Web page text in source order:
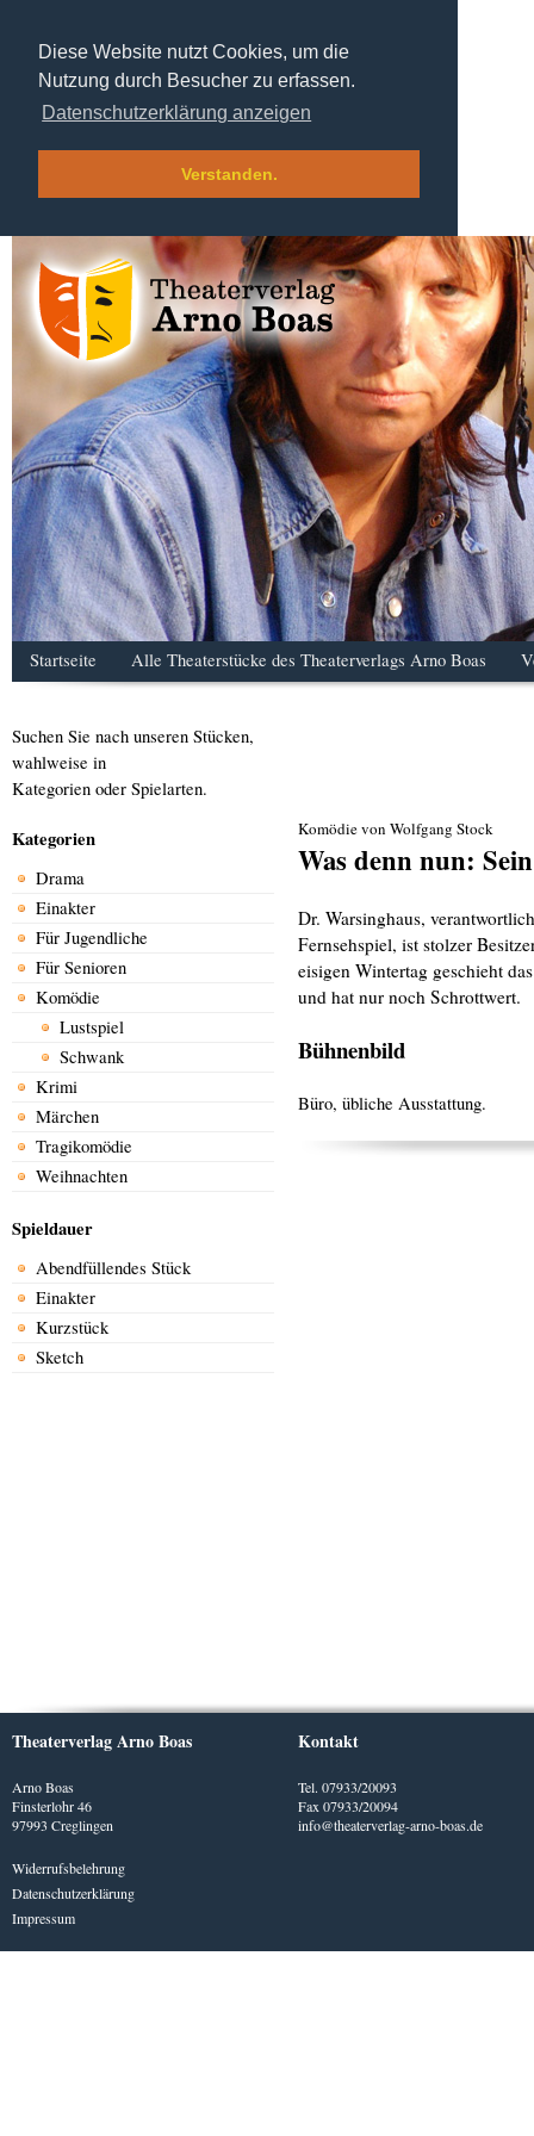
Diese Website nutzt Cookies, um die
Nutzung durch Besucher zu erfassen.
Datenschutzerklärung anzeigen
Verstanden.
Startseite Alle Theaterstücke des Theaterverlags Arno Boas
Suchen Sie nach unseren Stücken,
wahlweise in
Kategorien oder Spielarten.
Kategorien
Drama
Einakter
Für Jugendliche
Für Senioren
Komödie
Lustspiel
Schwank
Krimi
Märchen
Tragikomödie
Weihnachten
Spieldauer
Abendfüllendes Stück
Einakter
Kurzstück
Sketch
Komödie von Wolfgang Stock
Was denn nun:
Dr. Warsinghaus,
Fernsehspiel, ist stolzer
eisigen Wintertag geschieht
und hat nur noch Schrottwert.
Bühnenbild
Büro, übliche Ausstattung.
Theaterverlag Arno Boas
Arno Boas
Finsterlohr 46
97993 Creglingen
Widerrufsbelehrung
Datenschutzerklärung
Impressum
Kontakt
Tel. 07933/20093
Fax 07933/20094
info@theaterverlag-arno-boas.de